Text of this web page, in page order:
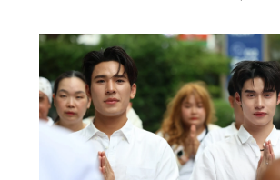
นี้ขอบอกว่าจังหวะเป๊ะปัง ม่วนซื่นโฮแซวแน่น
เศรษฐพงษ์ และ หนูเล็ก ทิฐินันท์